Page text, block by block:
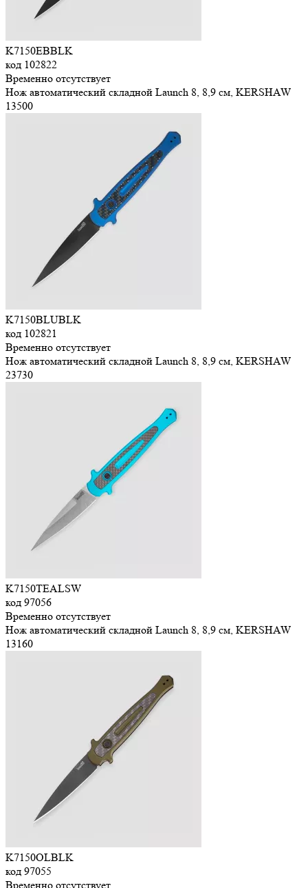
K7150EBBLK
код 102822
Временно отсутствует
Нож автоматический складной Launch 8, 8,9 см, KERSHAW
13500
K7150BLUBLK
код 102821
Временно отсутствует
Нож автоматический складной Launch 8, 8,9 см, KERSHAW
23730
K7150TEALSW
код 97056
Временно отсутствует
Нож автоматический складной Launch 8, 8,9 см, KERSHAW
13160
K7150OLBLK
код 97055
Временно отсутствует